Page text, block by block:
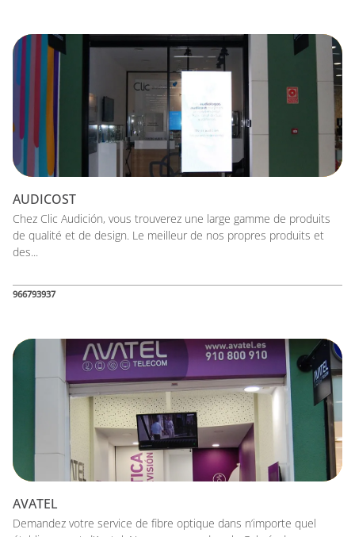
AUDICOST
Chez Clic Audición, vous trouverez une large gamme de produits
de qualité et de design. Le meilleur de nos propres produits et
des...
966793937
AVATEL
Demandez votre service de fibre optique dans n’importe quel